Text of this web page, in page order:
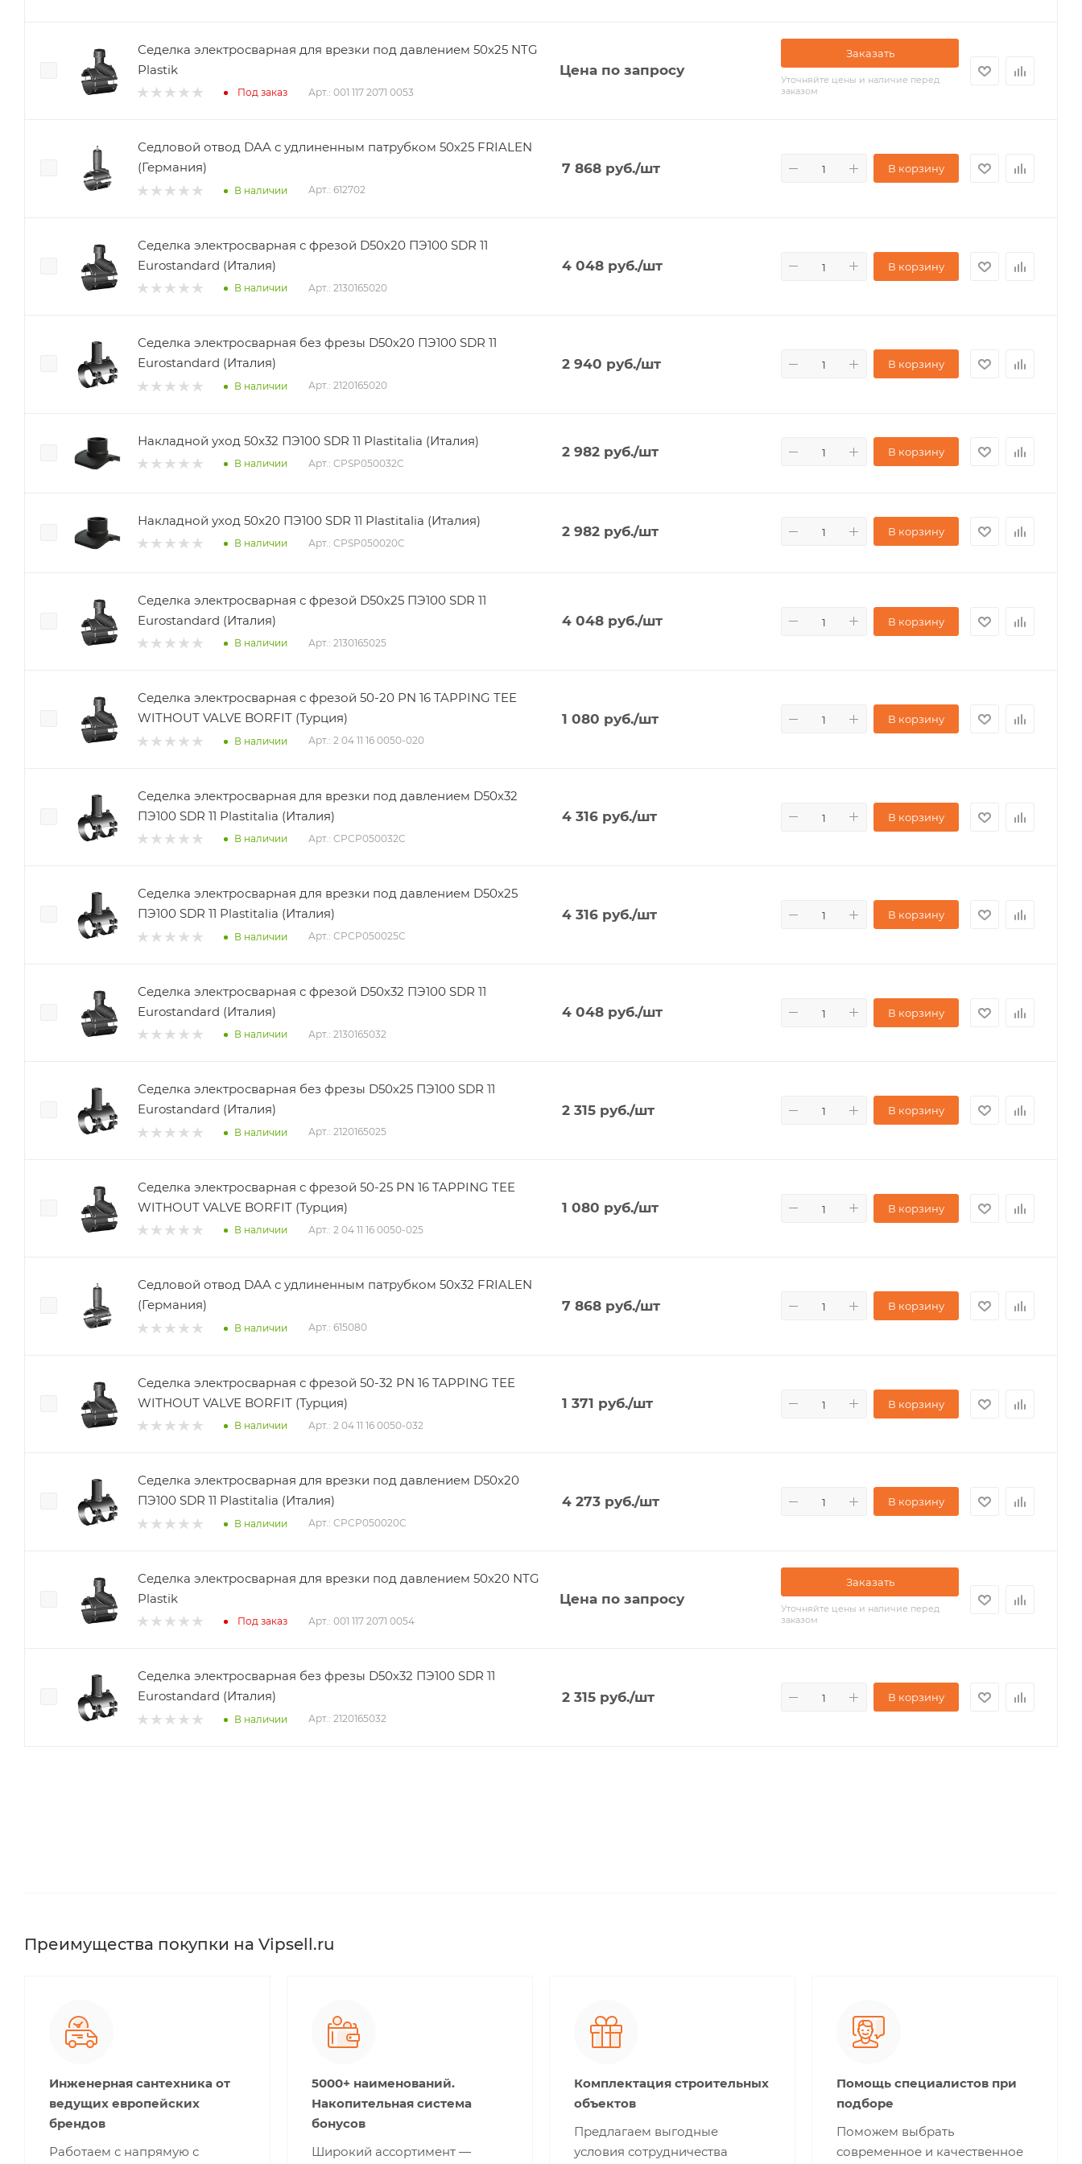
Седелка электросварная для врезки под давлением 50х25 NTG
Plastik
Под заказ Арт.: 001 117 2071 0053
Цена по запросу
Заказать
Уточняйте цены и наличие перед
заказом
Седловой отвод DAA с удлиненным патрубком 50х25 FRIALEN
(Германия)
В наличии Арт.: 612702
7 868 руб./шт В корзину
Седелка электросварная с фрезой D50х20 ПЭ100 SDR 11
Eurostandard (Италия)
В наличии Арт.: 2130165020
4 048 руб./шт В корзину
Седелка электросварная без фрезы D50х20 ПЭ100 SDR 11
Eurostandard (Италия)
В наличии Арт.: 2120165020
2 940 руб./шт В корзину
Накладной уход 50х32 ПЭ100 SDR 11 Plastitalia (Италия)
В наличии Арт.: CPSP050032C
2 982 руб./шт В корзину
Накладной уход 50х20 ПЭ100 SDR 11 Plastitalia (Италия)
В наличии Арт.: CPSP050020C
2 982 руб./шт В корзину
Седелка электросварная с фрезой D50х25 ПЭ100 SDR 11
Eurostandard (Италия)
В наличии Арт.: 2130165025
4 048 руб./шт В корзину
Седелка электросварная с фрезой 50-20 PN 16 TAPPING TEE
WITHOUT VALVE BORFIT (Турция)
В наличии Арт.: 2 04 11 16 0050-020
1 080 руб./шт В корзину
Седелка электросварная для врезки под давлением D50х32
ПЭ100 SDR 11 Plastitalia (Италия)
В наличии Арт.: CPCP050032C
4 316 руб./шт В корзину
Седелка электросварная для врезки под давлением D50х25
ПЭ100 SDR 11 Plastitalia (Италия)
В наличии Арт.: CPCP050025C
4 316 руб./шт В корзину
Седелка электросварная с фрезой D50х32 ПЭ100 SDR 11
Eurostandard (Италия)
В наличии Арт.: 2130165032
4 048 руб./шт В корзину
Седелка электросварная без фрезы D50х25 ПЭ100 SDR 11
Eurostandard (Италия)
В наличии Арт.: 2120165025
2 315 руб./шт В корзину
Седелка электросварная с фрезой 50-25 PN 16 TAPPING TEE
WITHOUT VALVE BORFIT (Турция)
В наличии Арт.: 2 04 11 16 0050-025
1 080 руб./шт В корзину
Седловой отвод DAA с удлиненным патрубком 50х32 FRIALEN
(Германия)
В наличии Арт.: 615080
7 868 руб./шт В корзину
Седелка электросварная с фрезой 50-32 PN 16 TAPPING TEE
WITHOUT VALVE BORFIT (Турция)
В наличии Арт.: 2 04 11 16 0050-032
1 371 руб./шт В корзину
Седелка электросварная для врезки под давлением D50х20
ПЭ100 SDR 11 Plastitalia (Италия)
В наличии Арт.: CPCP050020C
4 273 руб./шт В корзину
Седелка электросварная для врезки под давлением 50х20 NTG
Plastik
Под заказ Арт.: 001 117 2071 0054
Цена по запросу
Заказать
Уточняйте цены и наличие перед
заказом
Седелка электросварная без фрезы D50х32 ПЭ100 SDR 11
Eurostandard (Италия)
В наличии Арт.: 2120165032
2 315 руб./шт В корзину
Преимущества покупки на Vipsell.ru
Инженерная сантехника от
ведущих европейских
брендов
Работаем с напрямую с
5000+ наименований.
Накопительная система
бонусов
Широкий ассортимент —
Комплектация строительных
объектов
Предлагаем выгодные
условия сотрудничества
Помощь специалистов при
подборе
Поможем выбрать
современное и качественное